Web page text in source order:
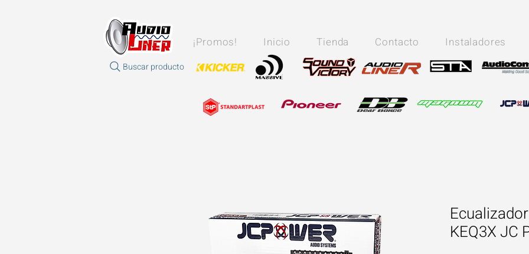
¡Promos! Inicio Tienda Contacto Instaladores
Buscar producto
KEQ3X JC